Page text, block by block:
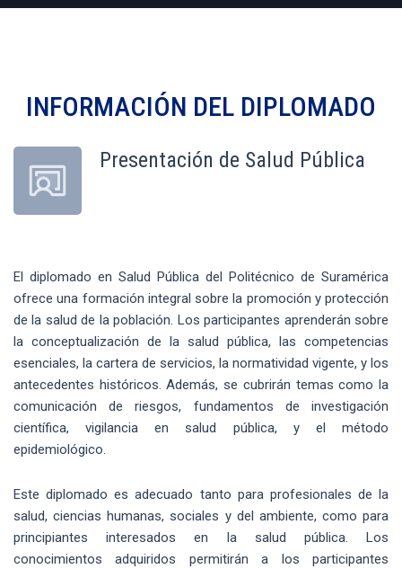
INFORMACIÓN DEL DIPLOMADO
Presentación de Salud Pública
El diplomado en Salud Pública del Politécnico de Suramérica
ofrece una formación integral sobre la promoción y protección
de la salud de la población. Los participantes aprenderán sobre
la conceptualización de la salud pública, las competencias
esenciales, la cartera de servicios, la normatividad vigente, y los
antecedentes históricos. Además, se cubrirán temas como la
comunicación de riesgos, fundamentos de investigación
científica, vigilancia en salud pública, y el método
epidemiológico.
Este diplomado es adecuado tanto para profesionales de la
salud, ciencias humanas, sociales y del ambiente, como para
principiantes interesados en la salud pública. Los
conocimientos adquiridos permitirán a los participantes